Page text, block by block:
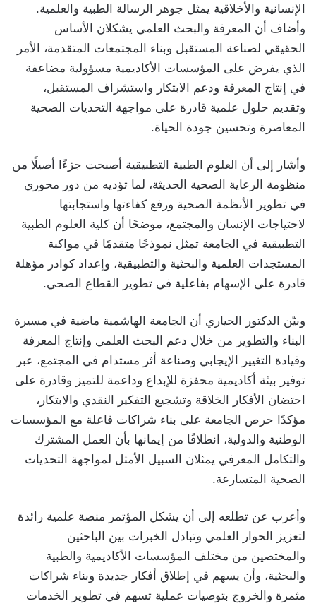
الإنسانية والأخلاقية يمثل جوهر الرسالة الطبية والعلمية.
وأضاف أن المعرفة والبحث العلمي يشكلان الأساس
الحقيقي لصناعة المستقبل وبناء المجتمعات المتقدمة، الأمر
الذي يفرض على المؤسسات الأكاديمية مسؤولية مضاعفة
في إنتاج المعرفة ودعم الابتكار واستشراف المستقبل،
وتقديم حلول علمية قادرة على مواجهة التحديات الصحية
المعاصرة وتحسين جودة الحياة.
وأشار إلى أن العلوم الطبية التطبيقية أصبحت جزءًا أصيلًا من
منظومة الرعاية الصحية الحديثة، لما تؤديه من دور محوري
في تطوير الأنظمة الصحية ورفع كفاءتها واستجابتها
لاحتياجات الإنسان والمجتمع، موضحًا أن كلية العلوم الطبية
التطبيقية في الجامعة تمثل نموذجًا متقدمًا في مواكبة
المستجدات العلمية والبحثية والتطبيقية، وإعداد كوادر مؤهلة
قادرة على الإسهام بفاعلية في تطوير القطاع الصحي.
وبيّن الدكتور الحياري أن الجامعة الهاشمية ماضية في مسيرة
البناء والتطوير من خلال دعم البحث العلمي وإنتاج المعرفة
وقيادة التغيير الإيجابي وصناعة أثر مستدام في المجتمع، عبر
توفير بيئة أكاديمية محفزة للإبداع وداعمة للتميز وقادرة على
احتضان الأفكار الخلاقة وتشجيع التفكير النقدي والابتكار،
مؤكدًا حرص الجامعة على بناء شراكات فاعلة مع المؤسسات
الوطنية والدولية، انطلاقًا من إيمانها بأن العمل المشترك
والتكامل المعرفي يمثلان السبيل الأمثل لمواجهة التحديات
الصحية المتسارعة.
وأعرب عن تطلعه إلى أن يشكل المؤتمر منصة علمية رائدة
لتعزيز الحوار العلمي وتبادل الخبرات بين الباحثين
والمختصين من مختلف المؤسسات الأكاديمية والطبية
والبحثية، وأن يسهم في إطلاق أفكار جديدة وبناء شراكات
مثمرة والخروج بتوصيات عملية تسهم في تطوير الخدمات